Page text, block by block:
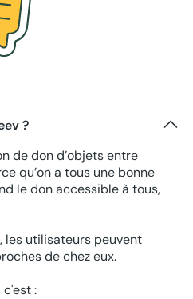
?
de don d’objets entre
qu’on a tous une bonne
le don accessible à tous,
les utilisateurs peuvent
de chez eux.
: